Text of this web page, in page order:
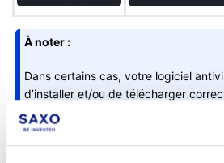
À noter :
Dans certains cas, votre logiciel
d’installer et/ou de télécharger
bureau de SaxoTrader. Si vous
veuillez vérifier la configuration de
assurez-vous de définir SaxoTrader